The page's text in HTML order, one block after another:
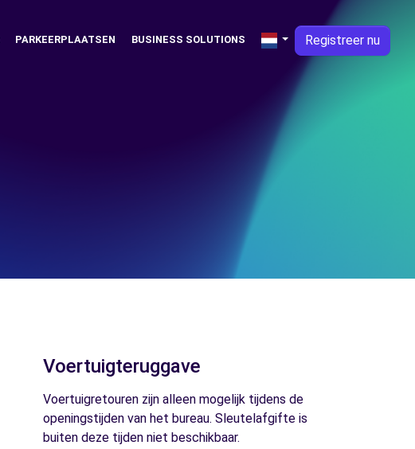
PARKEERPLAATSEN BUSINESS SOLUTIONS Registreer nu
Voertuigteruggave
Voertuigretouren zijn alleen mogelijk tijdens de
openingstijden van het bureau. Sleutelafgifte is
buiten deze tijden niet beschikbaar.